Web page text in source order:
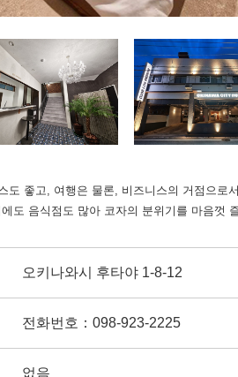
도 좋고, 여행은 물론, 비즈니스의 거점으로
도 음식점도 많아 코자의 분위기를 마음껏
오키나와시 후타야 1-8-12
전화번호：098-923-2225
없음